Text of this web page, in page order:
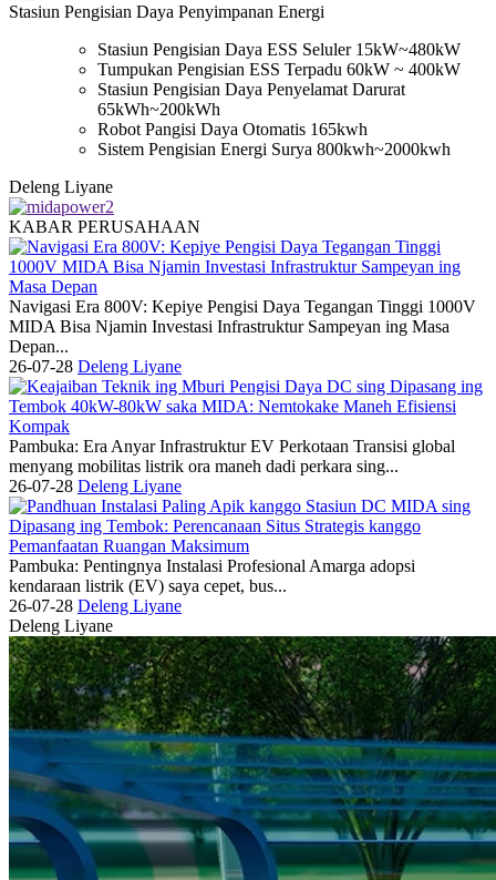
Stasiun Pengisian Daya Penyimpanan Energi
Stasiun Pengisian Daya ESS Seluler 15kW~480kW
Tumpukan Pengisian ESS Terpadu 60kW ~ 400kW
Stasiun Pengisian Daya Penyelamat Darurat
65kWh~200kWh
Robot Pangisi Daya Otomatis 165kwh
Sistem Pengisian Energi Surya 800kwh~2000kwh
Deleng Liyane
KABAR PERUSAHAAN
Navigasi Era 800V: Kepiye Pengisi Daya Tegangan Tinggi 1000V
MIDA Bisa Njamin Investasi Infrastruktur Sampeyan ing Masa
Depan...
26-07-28 Deleng Liyane
Pambuka: Era Anyar Infrastruktur EV Perkotaan Transisi global
menyang mobilitas listrik ora maneh dadi perkara sing...
26-07-28 Deleng Liyane
Pambuka: Pentingnya Instalasi Profesional Amarga adopsi
kendaraan listrik (EV) saya cepet, bus...
26-07-28 Deleng Liyane
Deleng Liyane